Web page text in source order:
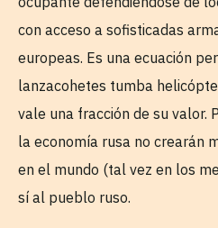
con acceso a sofisticadas
europeas. Es una ecuación
lanzacohetes tumba
vale una fracción de su valor.
la economía rusa no crearán
en el mundo (tal vez en los
sí al pueblo ruso.